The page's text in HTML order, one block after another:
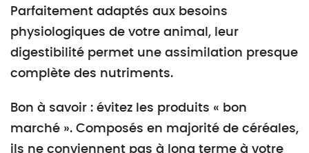
Parfaitement adaptés aux besoins
physiologiques de votre animal, leur
digestibilité permet une assimilation presque
complète des nutriments.
Bon à savoir : évitez les produits « bon
marché ». Composés en majorité de céréales,
ils ne conviennent pas à long terme à votre